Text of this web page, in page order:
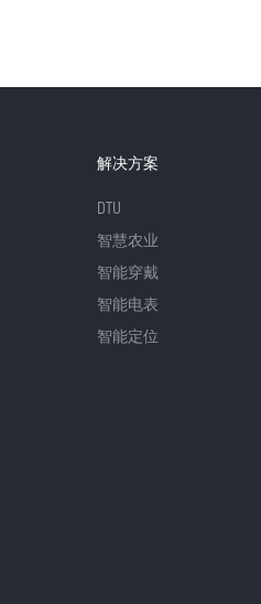
解决方案
DTU
智慧农业
智能穿戴
智能电表
智能定位